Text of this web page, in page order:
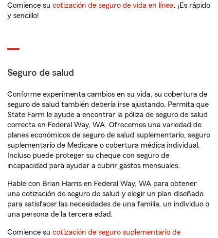
Comience su cotización de seguro de vida en línea. ¡Es rápido
y sencillo!
Seguro de salud
Conforme experimenta cambios en su vida, su cobertura de
seguro de salud también debería irse ajustando. Permita que
State Farm le ayude a encontrar la póliza de seguro de salud
correcta en Federal Way, WA. Ofrecemos una variedad de
planes económicos de seguro de salud suplementario, seguro
suplementario de Medicare o cobertura médica individual.
Incluso puede proteger su cheque con seguro de
incapacidad para ayudar a cubrir gastos mensuales.
Hable con Brian Harris en Federal Way, WA para obtener
una cotización de seguro de salud y elegir un plan diseñado
para satisfacer las necesidades de una familia, un individuo o
una persona de la tercera edad.
Comience su cotización de seguro suplementario de